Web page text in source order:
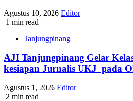
Agustus 10, 2026 Editor
1 min read
Tanjungpinang
AJI Tanjungpinang Gelar
kesiapan Jurnalis UKJ pada
Agustus 1, 2026 Editor
2 min read